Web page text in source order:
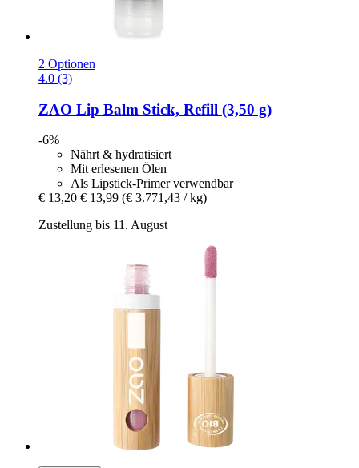
2 Optionen
4.0 (3)
ZAO Lip Balm Stick, Refill (3,50 g)
-6%
Nährt & hydratisiert
Mit erlesenen Ölen
Als Lipstick-Primer verwendbar
€ 13,20 € 13,99 (€ 3.771,43 / kg)
Zustellung bis 11. August